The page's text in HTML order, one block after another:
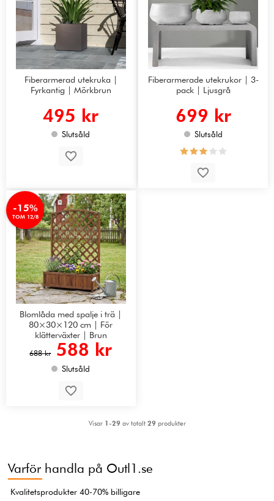
Fiberarmerad utekruka |
Fyrkantig | Mörkbrun
495 kr
Slutsåld
Fiberarmerade utekrukor | 3-
pack | Ljusgrå
699 kr
Slutsåld
-15%
TOM 12/8
Blomlåda med spalje i trä |
80×30×120 cm | För
klätterväxter | Brun
688 kr 588 kr
Slutsåld
Visar 1-29 av totalt 29 produkter
Varför handla på Outl1.se
Kvalitetsprodukter 40-70% billigare